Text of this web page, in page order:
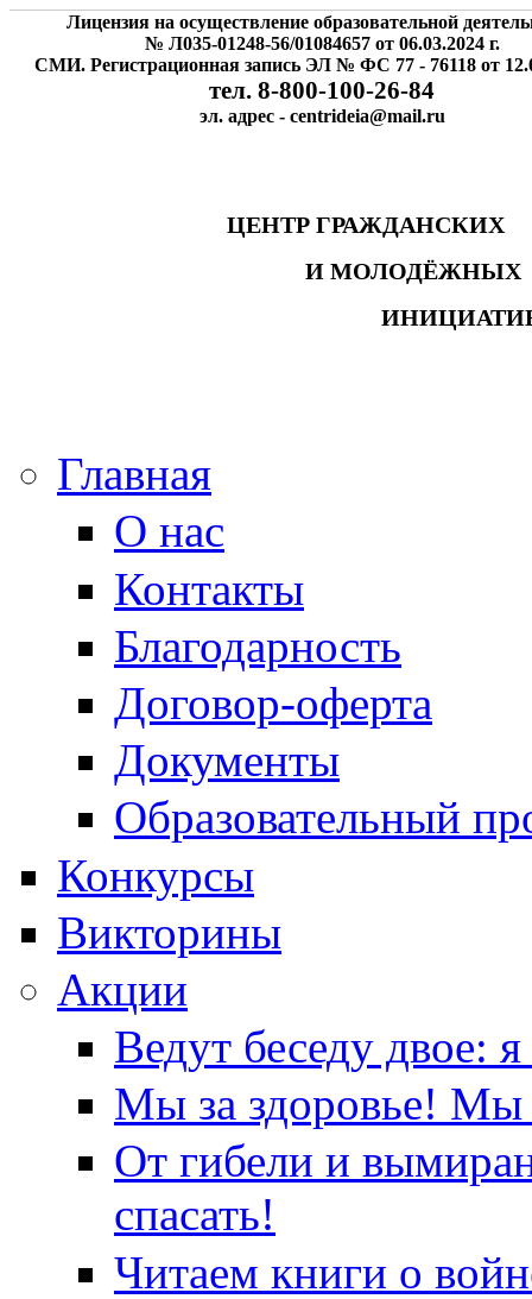
Лицензия на осуществление образовательной
№ Л035-01248-56/01084657 от 06.03.2024 г.
СМИ. Регистрационная запись ЭЛ № ФС 77 - 76118 от
тел. 8-800-100-26-84
эл. адрес - centrideia@mail.ru
ЦЕНТР
И
Главная
О нас
Контакты
Благодарность
Договор-оферта
Документы
Образовательный
Конкурсы
Викторины
Акции
Ведут беседу двое:
Мы за здоровье! Мы
От гибели и
спасать!
Читаем книги о